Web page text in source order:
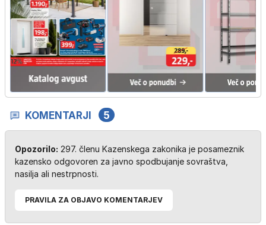
KOMENTARJI 5
Opozorilo: 297. členu Kazenskega zakonika je posameznik
kazensko odgovoren za javno spodbujanje sovraštva,
nasilja ali nestrpnosti.
PRAVILA ZA OBJAVO KOMENTARJEV